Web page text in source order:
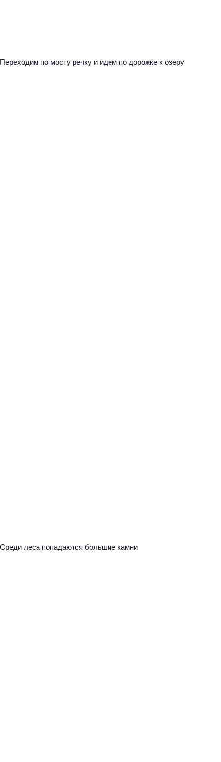
Переходим по мосту речку и идем по дорожке к озеру
Среди леса попадаются большие камни